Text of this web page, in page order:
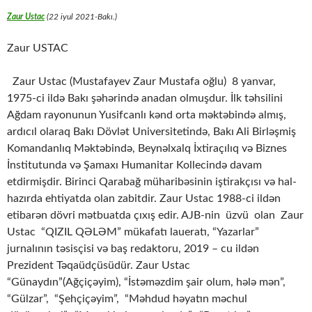
Zaur Ustac (22 iyul 2021-Bakı.)
Zaur USTAC
Zaur Ustac (Mustafayev Zaur Mustafa oğlu) 8 yanvar,
1975-ci ildə Bakı şəhərində anadan olmuşdur. İlk təhsilini
Ağdam rayonunun Yusifcanlı kənd orta məktəbində almış,
ardıcıl olaraq Bakı Dövlət Universitetində, Bakı Ali Birləşmiş
Komandanlıq Məktəbində, Beynəlxalq İxtiraçılıq və Biznes
İnstitutunda və Şamaxı Humanitar Kollecində davam
etdirmişdir. Birinci Qarabağ müharibəsinin iştirakçısı və hal-
hazırda ehtiyatda olan zabitdir. Zaur Ustac 1988-ci ildən
etibarən dövri mətbuatda çıxış edir. AJB-nin üzvü olan Zaur
Ustac “QIZIL QƏLƏM” mükafatı laueratı, “Yazarlar”
jurnalının təsisçisi və baş redaktoru, 2019 – cu ildən
Prezident Təqaüdçüsüdür. Zaur Ustac
“Günaydın”(Ağçiçəyim), “İstəməzdim şair olum, hələ mən”,
“Gülzar”, “Şehçiçəyim”, “Məhdud həyatın məchul